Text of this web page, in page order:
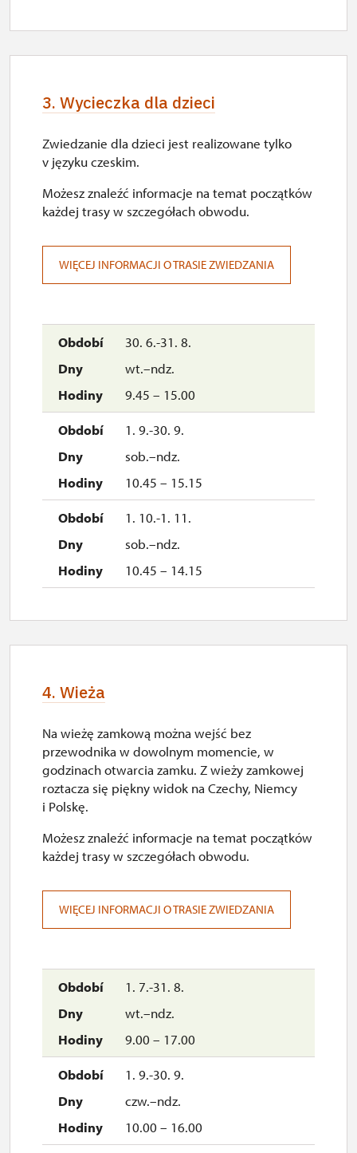
3. Wycieczka dla dzieci
30. 6.-31. 8.
wt.–ndz.
9.45 – 15.00
1. 9.-30. 9.
sob.–ndz.
10.45 – 15.15
1. 10.-1. 11.
sob.–ndz.
10.45 – 14.15
Zwiedzanie dla dzieci jest realizowane tylko
v języku czeskim.
Możesz znaleźć informacje na temat początków
każdej trasy w szczegółach obwodu.
WIĘCEJ INFORMACJI O TRASIE ZWIEDZANIA
4. Wieża
1. 7.-31. 8.
wt.–ndz.
9.00 – 17.00
1. 9.-30. 9.
czw.–ndz.
10.00 – 16.00
Na wieżę zamkową można wejść bez
przewodnika w dowolnym momencie, w
godzinach otwarcia zamku. Z wieży zamkowej
roztacza się piękny widok na Czechy, Niemcy
i Polskę.
Możesz znaleźć informacje na temat początków
każdej trasy w szczegółach obwodu.
WIĘCEJ INFORMACJI O TRASIE ZWIEDZANIA